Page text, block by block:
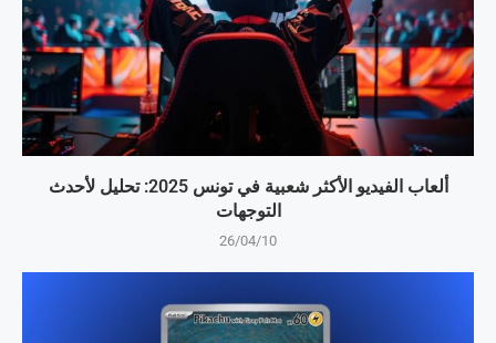
ألعاب الفيديو الأكثر شعبية في تونس 2025: تحليل لأحدث
التوجهات
26/04/10